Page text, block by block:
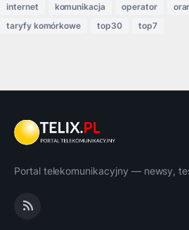
internet komunikacja operator
taryfy komórkowe
top30 top7
Portal telekomunikacyjny — newsy,